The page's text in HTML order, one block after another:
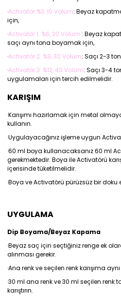
·Activatör %3, 10 Volüm: Beyaz
için,
·Activatör 1: %6, 20 Volüm : Beyaz
saçı aynı tona boyamak için,
·Activatör 2: %9, 30 Volüm: Saçı 2-3
·Activatör 3: %12, 40 Volüm: Saçı 3-4
uygulamaları için tercih edilmelidir.
KARIŞIM
·Karışımı hazırlamak için metal
kullanın.
·Uygulayacağınız işleme uygun
·60 ml boya kullanacaksanız 60 ml
gerekmektedir. Boya ile Activatörü
içerisinde tüketilmelidir.
·Boya ve Activatörü pürüzsüz bir doku
UYGULAMA
Dip Boyama/Beyaz Kapama
·Beyaz saç için seçtiğiniz renge ek
alınması gerekir.
·Ana renk ve seçilen renk karışıma
·30 ml ana renk ve 30 ml seçilen
karıştırın.